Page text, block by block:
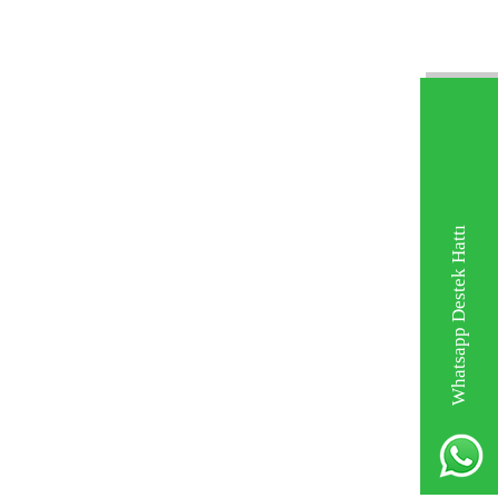
Whatsapp Destek Hattı